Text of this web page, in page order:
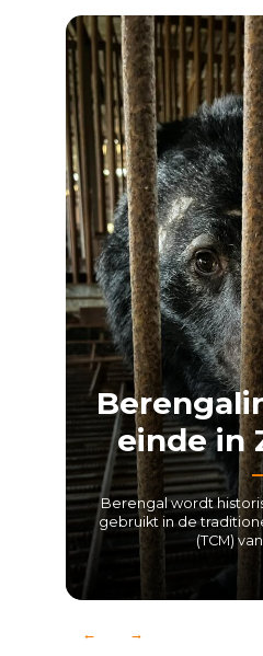
einde in
Berengal wordt
gebruikt in de
(TCM)
← →